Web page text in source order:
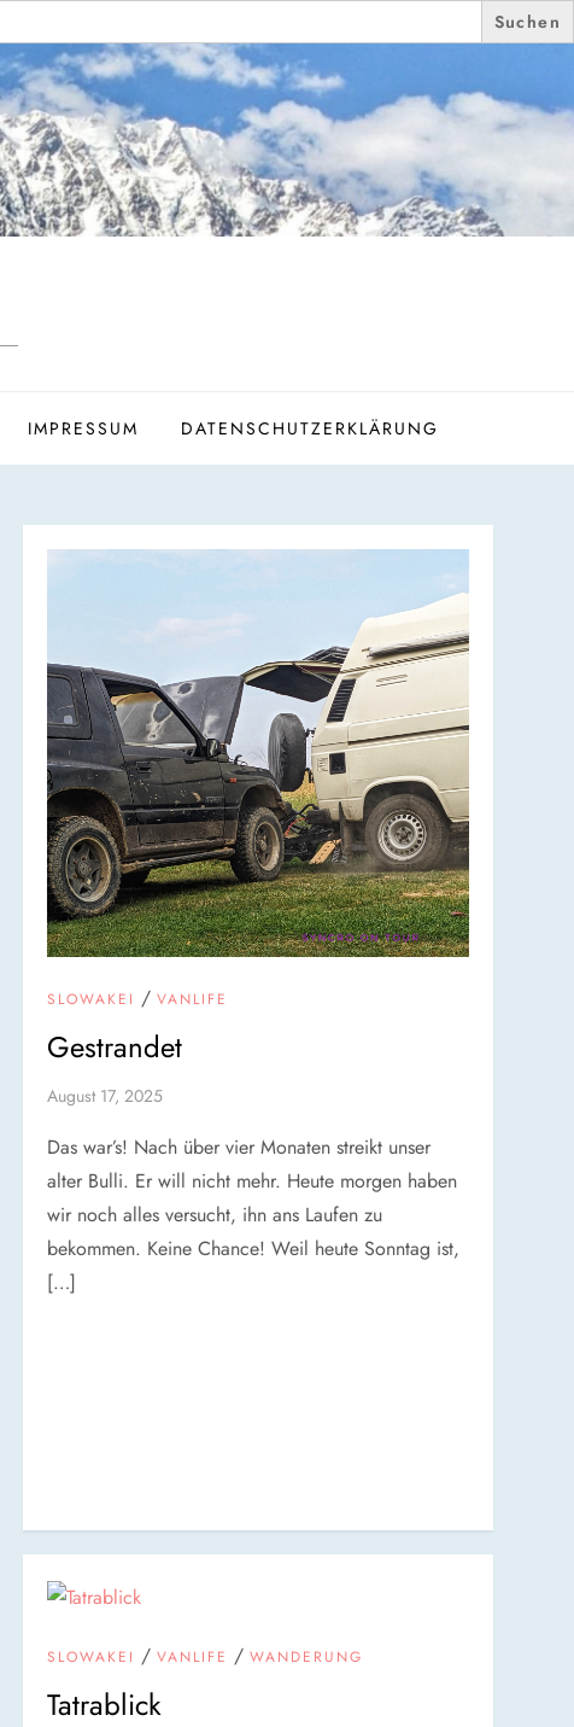
IMPRESSUM DATENSCHUTZERKLÄRUNG
SLOWAKEI / VANLIFE
Gestrandet
August 17, 2025
Das war’s! Nach über vier Monaten streikt unser
alter Bulli. Er will nicht mehr. Heute morgen haben
wir noch alles versucht, ihn ans Laufen zu
bekommen. Keine Chance! Weil heute Sonntag ist,
[…]
SLOWAKEI / VANLIFE / WANDERUNG
Tatrablick